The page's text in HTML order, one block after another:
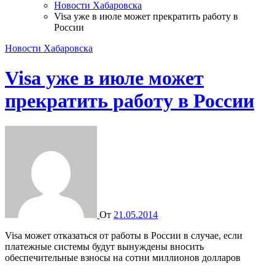
Новости Хабаровска
Visa уже в июле может прекратить работу в
России
Новости Хабаровска
Visa уже в июле может
прекратить работу в России
От 21.05.2014
Visa может отказаться от работы в России в случае, если
платежные системы будут вынуждены вносить
обеспечительные взносы на сотни миллионов долларов